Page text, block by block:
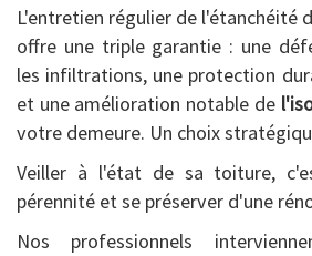
L'entretien régulier de l'étanchéité
offre une triple garantie : une
les infiltrations, une protection
et une amélioration notable de
votre demeure. Un choix
Veiller à l'état de sa toiture,
pérennité et se préserver d'une
Nos professionnels